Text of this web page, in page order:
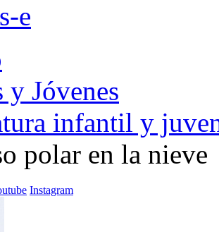
e
y Jóvenes
infantil y
polar en la nieve
Instagram